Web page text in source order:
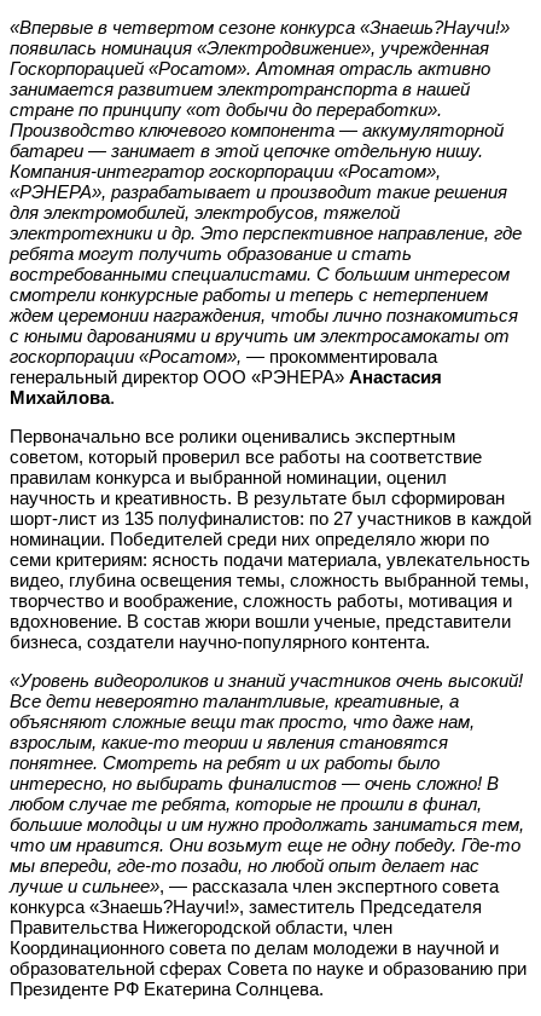
«Впервые в четвертом сезоне конкурса «Знаешь?Научи!»
появилась номинация «Электродвижение», учрежденная
Госкорпорацией «Росатом». Атомная отрасль активно
занимается развитием электротранспорта в нашей
стране по принципу «от добычи до переработки».
Производство ключевого компонента — аккумуляторной
батареи — занимает в этой цепочке отдельную нишу.
Компания-интегратор госкорпорации «Росатом»,
«РЭНЕРА», разрабатывает и производит такие решения
для электромобилей, электробусов, тяжелой
электротехники и др. Это перспективное направление, где
ребята могут получить образование и стать
востребованными специалистами. С большим интересом
смотрели конкурсные работы и теперь с нетерпением
ждем церемонии награждения, чтобы лично познакомиться
с юными дарованиями и вручить им электросамокаты от
госкорпорации «Росатом», — прокомментировала
генеральный директор ООО «РЭНЕРА» Анастасия
Михайлова.
Первоначально все ролики оценивались экспертным
советом, который проверил все работы на соответствие
правилам конкурса и выбранной номинации, оценил
научность и креативность. В результате был сформирован
шорт-лист из 135 полуфиналистов: по 27 участников в каждой
номинации. Победителей среди них определяло жюри по
семи критериям: ясность подачи материала, увлекательность
видео, глубина освещения темы, сложность выбранной темы,
творчество и воображение, сложность работы, мотивация и
вдохновение. В состав жюри вошли ученые, представители
бизнеса, создатели научно-популярного контента.
«Уровень видеороликов и знаний участников очень высокий!
Все дети невероятно талантливые, креативные, а
объясняют сложные вещи так просто, что даже нам,
взрослым, какие-то теории и явления становятся
понятнее. Смотреть на ребят и их работы было
интересно, но выбирать финалистов — очень сложно! В
любом случае те ребята, которые не прошли в финал,
большие молодцы и им нужно продолжать заниматься тем,
что им нравится. Они возьмут еще не одну победу. Где-то
мы впереди, где-то позади, но любой опыт делает нас
лучше и сильнее», — рассказала член экспертного совета
конкурса «Знаешь?Научи!», заместитель Председателя
Правительства Нижегородской области, член
Координационного совета по делам молодежи в научной и
образовательной сферах Совета по науке и образованию при
Президенте РФ Екатерина Солнцева.